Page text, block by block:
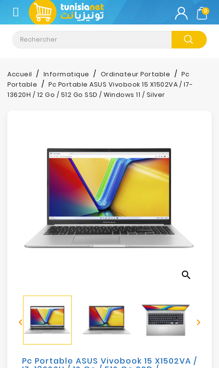
CATÉGORIE
Climatisation
Informatique
Téléphonie
Electroménager
Sécurité
Mobilités
Loisirs
0
Accueil Informatique Ordinateur Portable
Pc
Portable
Pc Portable ASUS Vivobook 15 X1502VA / I7-
13620H / 12 Go / 512 Go SSD / Windows 11 / Silver
search
 
Pc Portable ASUS Vivobook 15 X1502VA /